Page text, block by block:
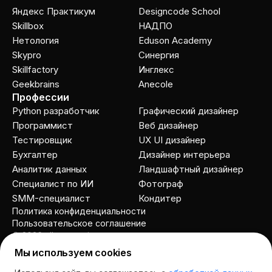
Яндекс Практикум
Skillbox
Нетология
Skypro
Skillfactory
Geekbrains
Designcode School
НАДПО
Eduson Academy
Cинергия
Инглекс
Anecole
Профессии
Python разработчик
Программист
Тестировщик
Бухгалтер
Аналитик данных
Специалист по ИИ
SMM-специалист
Графический дизайнер
Веб дизайнер
UX UI дизайнер
Дизайнер интерьера
Ландшафтный дизайнер
Фотограф
Кондитер
© 2026 allcourses.io
Пользовательское соглашение
Политика конфиденциальности
Мы используем cookies